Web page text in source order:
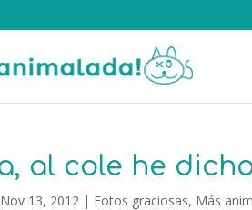
al cole he
Nov 13, 2012 | Fotos graciosas, Más